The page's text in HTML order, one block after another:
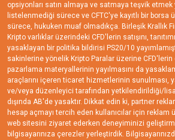
opsiyonları satın almaya ve satmaya teşvik
listelenmediği sürece ve CFTC'ye kayıtlı bir
sürece, hukuken muaf olmadıkça. Birleşik Krallık
Kripto varlıklar üzerindeki CFD'lerin satışını,
yasaklayan bir politika bildirisi PS20/10
sakinlerine yönelik Kripto Paralar üzerine CFD'lerin
pazarlama materyallerinin yayılmasını da
araçlarını içeren ticaret hizmetlerinin sunulması,
ve/veya düzenleyici tarafından yetkilendirildiği/
dışında AB'de yasaktır. Dikkat edin ki, partner
hesap açmayı tercih eden kullanıcılar için
web sitesini ziyaret ederken deneyiminizi
bilgisayarınıza çerezler yerleştirdik.